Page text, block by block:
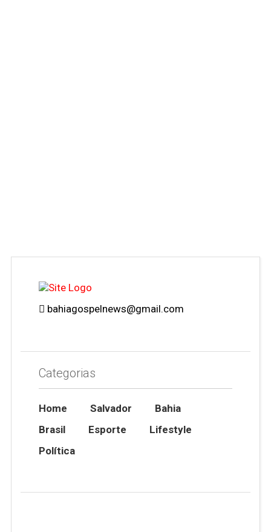
bahiagospelnews@gmail.com
Categorias
Home Salvador
Bahia
Brasil
Esporte
Lifestyle
Política